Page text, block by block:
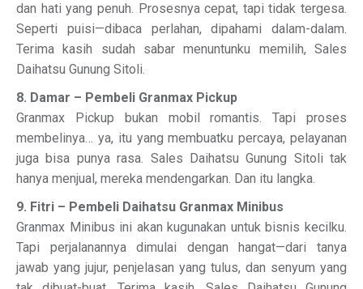
dan hati yang penuh. Prosesnya cepat, tapi tidak tergesa.
Seperti puisi—dibaca perlahan, dipahami dalam-dalam.
Terima kasih sudah sabar menuntunku memilih, Sales
Daihatsu Gunung Sitoli.
8. Damar – Pembeli Granmax Pickup
Granmax Pickup bukan mobil romantis. Tapi proses
membelinya… ya, itu yang membuatku percaya, pelayanan
juga bisa punya rasa. Sales Daihatsu Gunung Sitoli tak
hanya menjual, mereka mendengarkan. Dan itu langka.
9. Fitri – Pembeli Daihatsu Granmax Minibus
Granmax Minibus ini akan kugunakan untuk bisnis kecilku.
Tapi perjalanannya dimulai dengan hangat—dari tanya
jawab yang jujur, penjelasan yang tulus, dan senyum yang